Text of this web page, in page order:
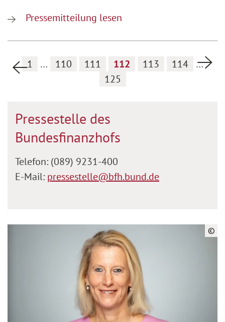
Pressemitteilung lesen
Vorherige Seite
1 … 110 111 112 113 114
…
125
Pressestelle des
Bundesfinanzhofs
Telefon: (089) 9231-400
E-Mail: pressestelle@bfh.bund.de
©